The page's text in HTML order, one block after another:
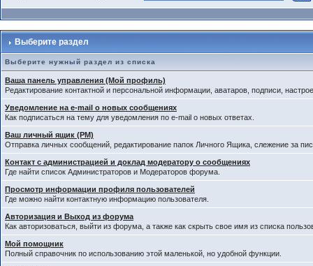
Выберите раздел
Выберите нужный раздел из списка
Ваша панель управления (Мой профиль)
Редактирование контактной и персональной информации, аватаров, подписи,
Уведомление на e-mail о новых сообщениях
Как подписаться на тему для уведомления по e-mail о новых ответах.
Ваш личный ящик (PM)
Отправка личных сообщений, редактирование папок Личного Ящика, слежение за
Контакт с администрацией и доклад модератору о сообщениях
Где найти список Администраторов и Модераторов форума.
Просмотр информации профиля пользователей
Где можно найти контактную информацию пользователя.
Авторизация и Выход из форума
Как авторизоваться, выйти из форума, а также как скрыть свое имя из списка
Мой помощник
Полный справочник по использованию этой маленькой, но удобной функции.